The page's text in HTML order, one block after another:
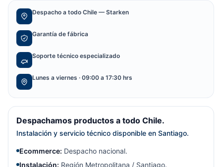
Despacho a todo Chile — Starken
Garantía de fábrica
Soporte técnico especializado
Lunes a viernes · 09:00 a 17:30 hrs
Despachamos productos a todo Chile.
Instalación y servicio técnico disponible en Santiago.
Ecommerce: Despacho nacional.
Instalación: Región Metropolitana / Santiago.